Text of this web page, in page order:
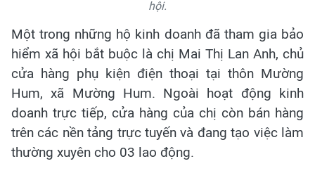
hội.
Một trong những hộ kinh doanh đã tham gia bảo
hiểm xã hội bắt buộc là chị Mai Thị Lan Anh, chủ
cửa hàng phụ kiện điện thoại tại thôn Mường
Hum, xã Mường Hum. Ngoài hoạt động kinh
doanh trực tiếp, cửa hàng của chị còn bán hàng
trên các nền tảng trực tuyến và đang tạo việc làm
thường xuyên cho 03 lao động.